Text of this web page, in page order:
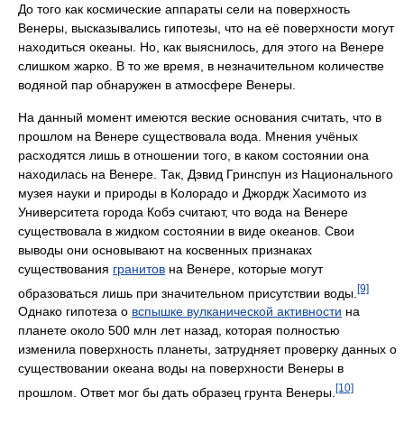
До того как космические аппараты сели на поверхность
Венеры, высказывались гипотезы, что на её поверхности могут
находиться океаны. Но, как выяснилось, для этого на Венере
слишком жарко. В то же время, в незначительном количестве
водяной пар обнаружен в атмосфере Венеры.
На данный момент имеются веские основания считать, что в
прошлом на Венере существовала вода. Мнения учёных
расходятся лишь в отношении того, в каком состоянии она
находилась на Венере. Так, Дэвид Гринспун из Национального
музея науки и природы в Колорадо и Джордж Хасимото из
Университета города Кобэ считают, что вода на Венере
существовала в жидком состоянии в виде океанов. Свои
выводы они основывают на косвенных признаках
существования гранитов на Венере, которые могут
образоваться лишь при значительном присутствии воды. [9]
Однако гипотеза о вспышке вулканической активности на
планете около 500 млн лет назад, которая полностью
изменила поверхность планеты, затрудняет проверку данных о
существовании океана воды на поверхности Венеры в
прошлом. Ответ мог бы дать образец грунта Венеры. [10]